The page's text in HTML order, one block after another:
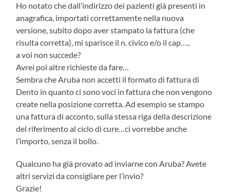
Ho notato che dall’indirizzo dei pazienti già presenti in
anagrafica, importati correttamente nella nuova
versione, subito dopo aver stampato la fattura (che
risulta corretta), mi sparisce il n. civico e/o il cap…..
a voi non succede?
Avrei poi altre richieste da fare…
Sembra che Aruba non accetti il formato di fattura di
Dento in quanto ci sono voci in fattura che non vengono
create nella posizione corretta. Ad esempio se stampo
una fattura di acconto, sulla stessa riga della descrizione
del riferimento al ciclo di cure…ci vorrebbe anche
l’importo, senza il bollo.
Qualcuno ha già provato ad inviarne con Aruba? Avete
altri servizi da consigliare per l’invio?
Grazie!